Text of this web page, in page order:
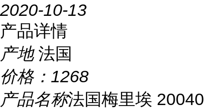
2020-10-13
产品详情
产地 法国
价格： 1268
产品名称法国梅里埃 20040